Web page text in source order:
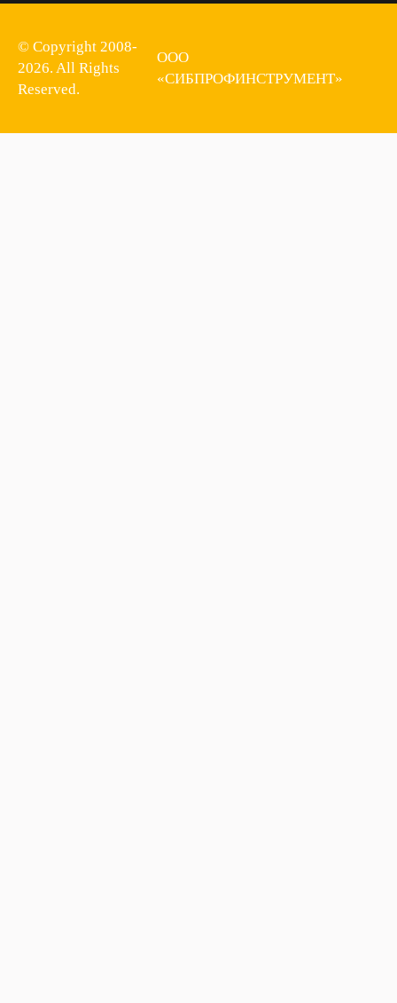
© Copyright 2008-
2026. All Rights
Reserved.
ООО
«СИБПРОФИНСТРУМЕНТ»